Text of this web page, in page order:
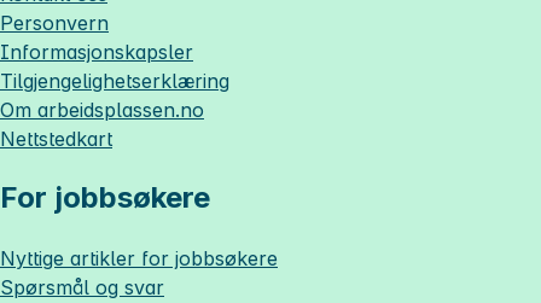
Personvern
Informasjonskapsler
Tilgjengelighetserklæring
Om arbeidsplassen.no
Nettstedkart
For jobbsøkere
Nyttige artikler for jobbsøkere
Spørsmål og svar